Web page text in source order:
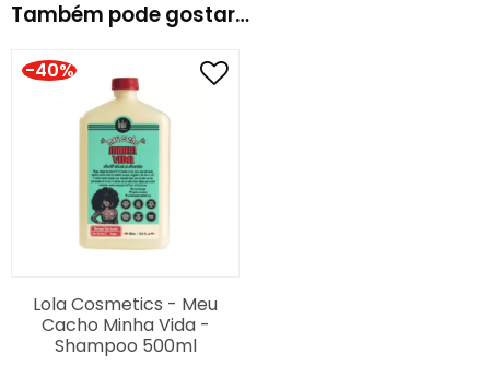
Também pode gostar…
-40%
Lola Cosmetics - Meu
Cacho Minha Vida -
Shampoo 500ml